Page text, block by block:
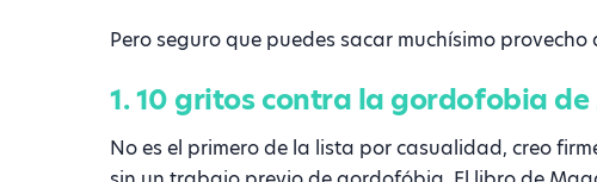
Pero seguro que puedes sacar muchísimo
1. 10 gritos contra la gordofobia
No es el primero de la lista por casualidad, creo